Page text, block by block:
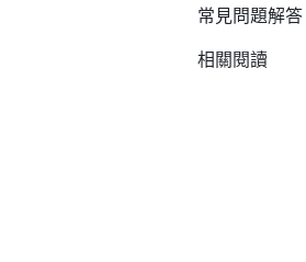
常見問題解答
相關閱讀